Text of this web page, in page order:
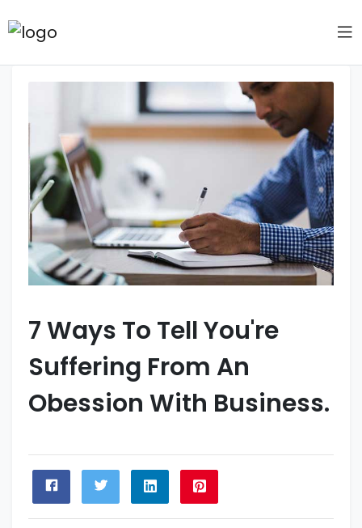
7 Ways To Tell You're
Suffering From An
Obession With Business.